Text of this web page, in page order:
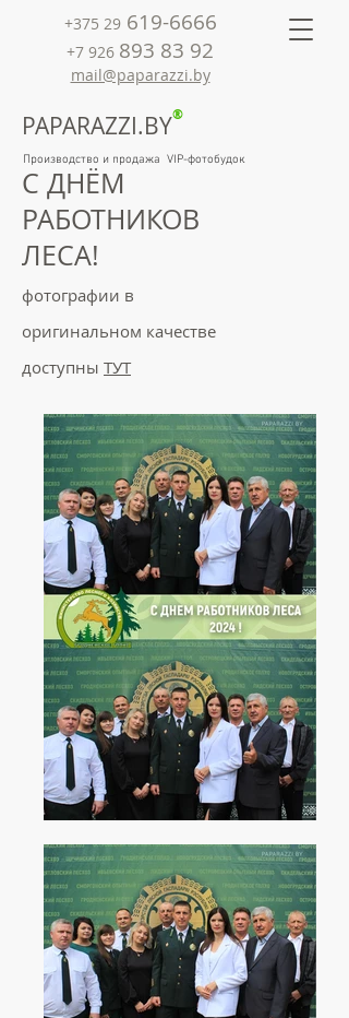
PAPARAZZI.BY®
Производство и продажа VIP-фотобудок
+375 29 619-6666
+7 926 893 83 92
mail@paparazzi.by
С ДНЁМ
РАБОТНИКОВ
ЛЕСА!
фотографии в
оригинальном качестве
доступны ТУТ